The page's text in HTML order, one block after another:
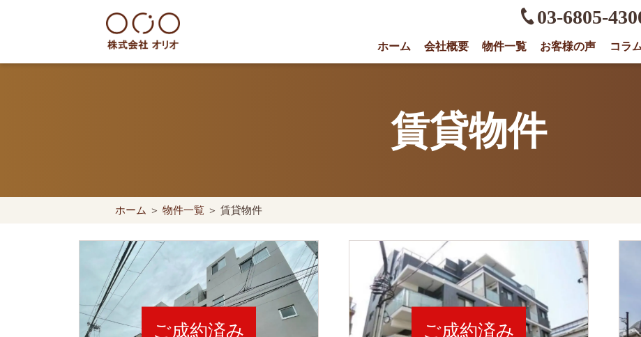
世田谷区の相続・空き家・借地権に強い不動産会社｜売却・買取は株式会社
03-6805-
ホーム 会社概要 物件一覧 お客様の声 コラ
賃貸物件
ホーム ＞ 物件一覧 ＞ 賃貸物件
ご成約済み ご成約済み